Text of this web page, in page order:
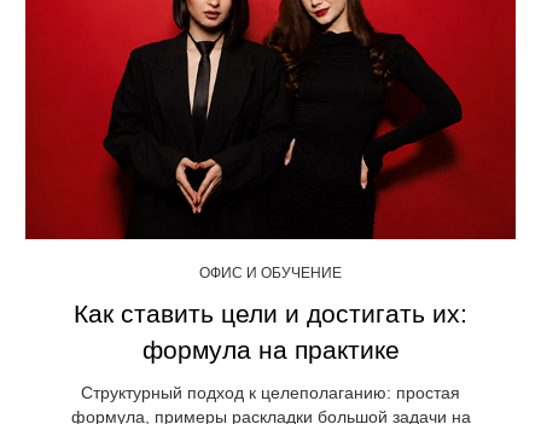
ОФИС И ОБУЧЕНИЕ
Как ставить цели и достигать их:
формула на практике
Структурный подход к целеполаганию: простая
формула, примеры раскладки большой задачи на